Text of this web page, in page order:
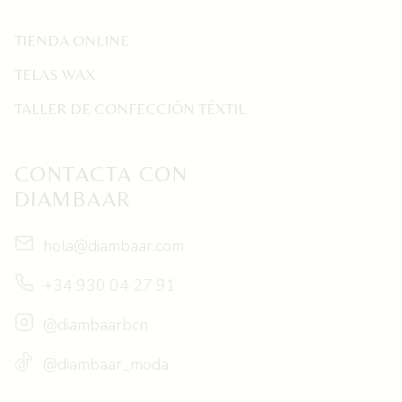
TIENDA ONLINE
TELAS WAX
TALLER DE CONFECCIÓN TÉXTIL
CONTACTA CON
DIAMBAAR
hola@diambaar.com
+34 930 04 27 91
@diambaarbcn
@diambaar_moda